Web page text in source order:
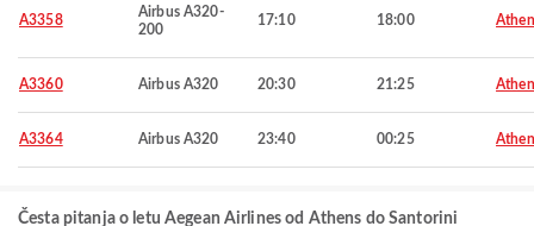
A3358
Airbus A320-
200
17:10 18:00
A3360 Airbus A320 20:30 21:25
A3364 Airbus A320 23:40 00:25
Česta pitanja o letu Aegean Airlines od Athens do Santorini